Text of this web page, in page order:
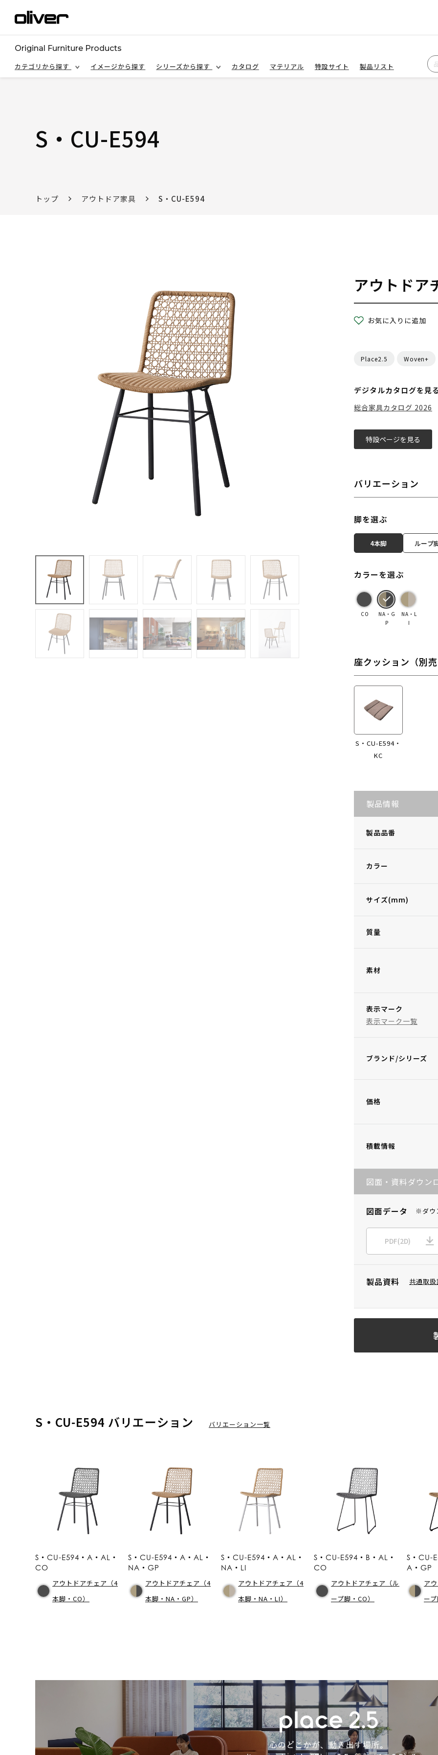
Original Furniture Products
カテゴリから探す
イメージから探す シリーズから探す カタログ マテリアル 特設サイト 製品リスト
S・CU-E594
トップ アウトドア家具 S・CU-E594
アウトドア
お気に入りに追加
Place2.5 Woven+
デジタルカタログを見
総合家具カタログ 2026
特設ページを見る
バリエーション
脚を選ぶ
4本脚 ループ
カラーを選ぶ
CO
NA・G
P
NA・L
I
座クッション（別
S・CU-E594・
KC
製品情報
製品品番
カラー
サイズ(mm)
質量
素材
表示マーク
表示マーク一覧
ブランド/シリーズ
価格
積載情報
図面・資料ダウン
図面データ ※ダウ
PDF(2D)
製品資料 共通取
S・CU-E594 バリエーション バリエーション一覧
S・CU-E594・A・AL・
CO
アウトドアチェア（4
本脚・CO）
S・CU-E594・A・AL・
NA・GP
アウトドアチェア（4
本脚・NA・GP）
S・CU-E594・A・AL・
NA・LI
アウトドアチェア（4
本脚・NA・LI）
S・CU-E594・B・AL・
CO
アウトドアチェア（ル
ープ脚・CO）
S・CU-
A・GP
ア
ー